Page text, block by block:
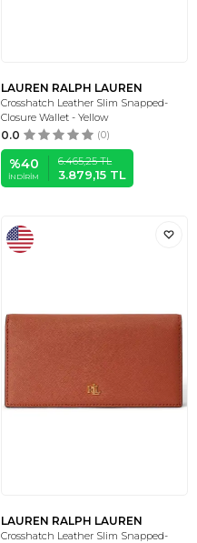
LAUREN RALPH LAUREN
Crosshatch Leather Slim Snapped-
Closure Wallet - Yellow
0.0 (0)
%40
İNDIRIM
6.465,25TL
3.879,15 TL
LAUREN RALPH LAUREN
Crosshatch Leather Slim Snapped-